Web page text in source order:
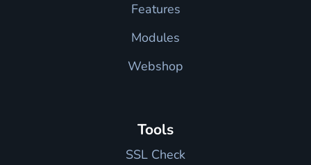
Features
Modules
Webshop
Tools
SSL Check